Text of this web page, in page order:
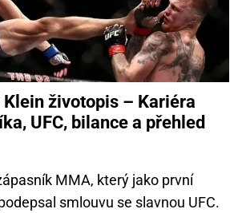
životopis – Kariéra
UFC, bilance a přehled
MMA, který jako první
smlouvu se slavnou UFC.